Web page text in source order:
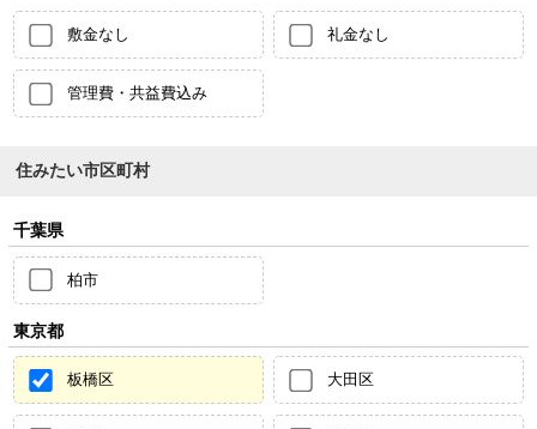
敷金なし 礼金なし
管理費・共益費込み
住みたい市区町村
千葉県
柏市
東京都
板橋区 大田区